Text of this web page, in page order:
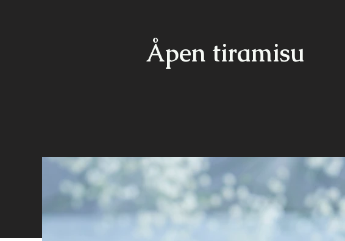
Åpen tiramisu